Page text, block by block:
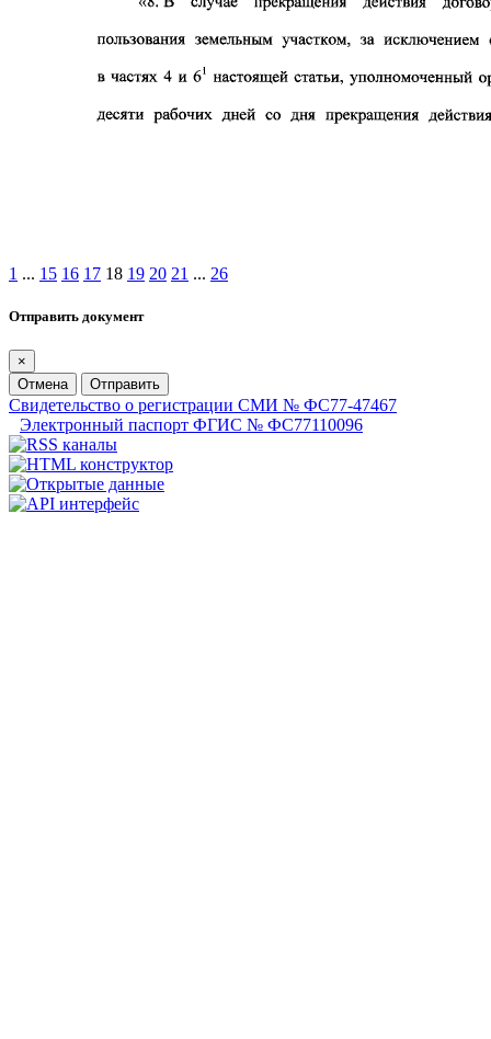
1 ... 15 16 17 18 19 20 21 ... 26
Отправить документ
×
Отмена
Отправить
Свидетельство о регистрации СМИ № ФС77-47467
Электронный паспорт ФГИС № ФС77110096